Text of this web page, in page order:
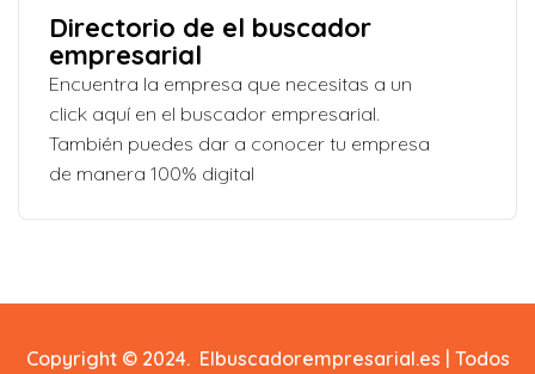
Directorio de el buscador
empresarial
Encuentra la empresa que necesitas a un
click aquí en el buscador empresarial.
También puedes dar a conocer tu empresa
de manera 100% digital
Copyright © 2024. Elbuscadorempresarial.es | Todos